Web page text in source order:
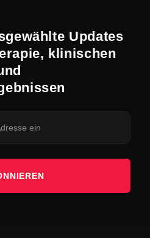
Updates
klinischen